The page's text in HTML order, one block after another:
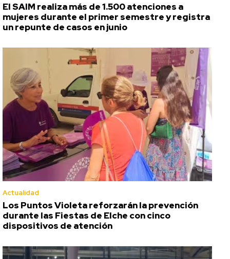
El SAIM realiza más de 1.500 atenciones a
mujeres durante el primer semestre y registra
un repunte de casos en junio
Actualidad
Los Puntos Violeta reforzarán la prevención
durante las Fiestas de Elche con cinco
dispositivos de atención